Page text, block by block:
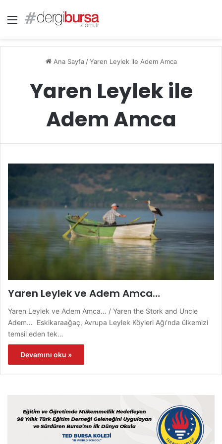
Menü
Ana Sayfa / Yaren Leylek ile Adem Amca
Yaren Leylek ile
Adem Amca
Yaren Leylek ve Adem Amca…
Yaren Leylek ve Adem Amca… / Yaren the Stork and Uncle
Adem… Eskikaraağaç, Avrupa Leylek Köyleri Ağı’nda ülkemizi
temsil eden tek…
Devamını oku »